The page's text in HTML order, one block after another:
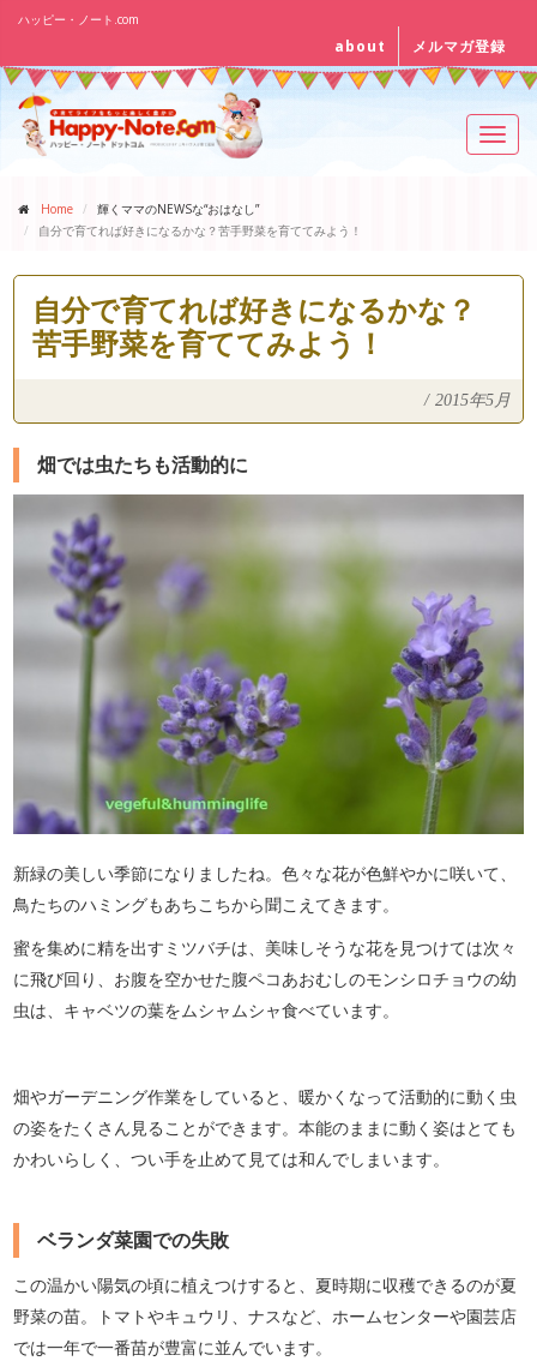
ハッピー・ノート.com
about メルマガ登録
Home
輝くママのNEWSな“おはなし”
自分で育てれば好きになるかな？苦手野菜を育ててみよう！
自分で育てれば好きになるかな？
苦手野菜を育ててみよう！
/ 2015年5月
畑では虫たちも活動的に
新緑の美しい季節になりましたね。色々な花が色鮮やかに咲いて、
鳥たちのハミングもあちこちから聞こえてきます。
蜜を集めに精を出すミツバチは、美味しそうな花を見つけては次々
に飛び回り、お腹を空かせた腹ペコあおむしのモンシロチョウの幼
虫は、キャベツの葉をムシャムシャ食べています。
畑やガーデニング作業をしていると、暖かくなって活動的に動く虫
の姿をたくさん見ることができます。本能のままに動く姿はとても
かわいらしく、つい手を止めて見ては和んでしまいます。
ベランダ菜園での失敗
この温かい陽気の頃に植えつけすると、夏時期に収穫できるのが夏
野菜の苗。トマトやキュウリ、ナスなど、ホームセンターや園芸店
では一年で一番苗が豊富に並んでいます。